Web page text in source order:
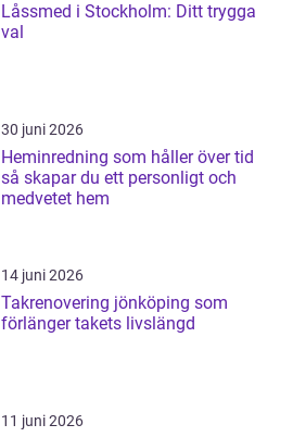
Låssmed i Stockholm: Ditt trygga
val
30 juni 2026
Heminredning som håller över tid
så skapar du ett personligt och
medvetet hem
14 juni 2026
Takrenovering jönköping som
förlänger takets livslängd
11 juni 2026